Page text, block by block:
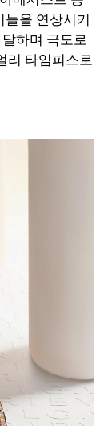
늘을 연상시키
하며 극도로
리 타임피스로